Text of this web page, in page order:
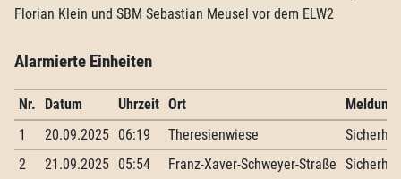
Florian Klein und SBM Sebastian Meusel vor dem ELW2
Alarmierte Einheiten
Nr. Datum Uhrzeit Ort
Meldung
1
20.09.2025 06:19 Theresienwiese
2
21.09.2025 05:54 Franz-Xaver-Schweyer-Straße